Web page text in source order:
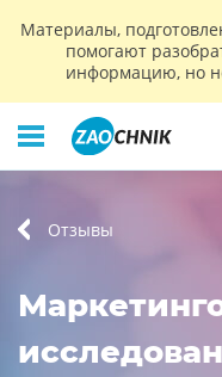
Материалы,
помогают
информацию, но
Отзывы